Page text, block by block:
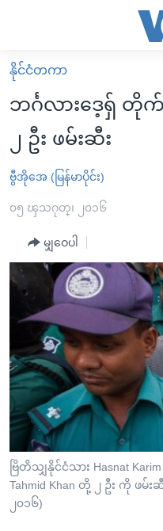
လွယ်ကူ
စေ
သည့်
Link
များ
ပင်မ
ကျော်
ကြည့်
အ
ညွန်း
စာမျက်နှာ
သို့
ကြည့်
ရန်
ရှာဖွေ
မူလစာမျက်နှာ
မြန်မာ
ကမ္ဘာ့သတင်းများ
နိုင်ငံတကာ
အစ္စရေး-ပါလက်စတိုင်း
ဗွီဒီယို
သတင်းလွတ်လပ်ခွင့်
အင်္ဂလိပ်စာလေ့လာမယ်
အမေရိကန်သုံးအီဒီယံ
မကြေးမုံရဲ့ အင်္ဂလိပ်စာ
ရုပ်ရှင်ထဲက အင်္ဂလိပ်စာ
သုတပဒေသာ အင်္ဂလိပ်စာ
အပတ်စဉ်ကဏ္ဍများ
ရေဒီယို
တီဗွီ
ရေဒီယိုနှင့်ရုပ်သံ အချက်အ
ရေဒီယို/တီဗွီအစီအစဉ်
Learning English
ဗွီအိုအေ လူမှုကွန်ယက်များ
ဘာသာစကားများ
နိုင်ငံတကာ
ဘင်္ဂလားဒေ့ရှ်
၂ ဦး ဖမ်းဆီး
ဗွီအိုအေ (မြန်မာပိုင်း)
၀၅ ၾသဂုတ္၊ ၂၀၁၆
မျှဝေပါ
ဗြိတိသျှနိုင်ငံသား Hasnat
Tahmid Khan တို့ ၂ ဦး ကို ဖမ်
၂၀၁၆)